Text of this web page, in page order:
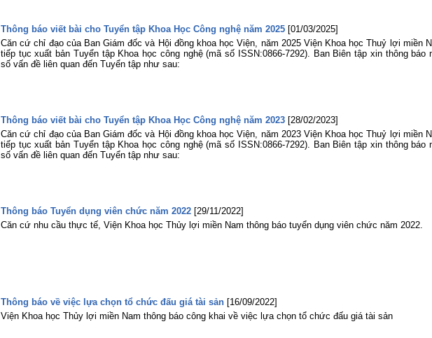
Thông báo viết bài cho Tuyển tập Khoa Học Công nghệ năm 2025 [01/03/2025]
Căn cứ chỉ đạo của Ban Giám đốc và Hội đồng khoa học Viện, năm 2025 Viện Khoa học Thuỷ lợi miền
tiếp tục xuất bản Tuyển tập Khoa học công nghệ (mã số ISSN:0866-7292). Ban Biên tập xin thông báo
số vấn đề liên quan đến Tuyển tập như sau:
Thông báo viết bài cho Tuyển tập Khoa Học Công nghệ năm 2023 [28/02/2023]
Căn cứ chỉ đạo của Ban Giám đốc và Hội đồng khoa học Viện, năm 2023 Viện Khoa học Thuỷ lợi miền
tiếp tục xuất bản Tuyển tập Khoa học công nghệ (mã số ISSN:0866-7292). Ban Biên tập xin thông báo
số vấn đề liên quan đến Tuyển tập như sau:
Thông báo Tuyển dụng viên chức năm 2022 [29/11/2022]
Căn cứ nhu cầu thực tế, Viện Khoa học Thủy lợi miền Nam thông báo tuyển dụng viên chức năm 2022.
Thông báo về việc lựa chọn tổ chức đấu giá tài sản [16/09/2022]
Viện Khoa học Thủy lợi miền Nam thông báo công khai về việc lựa chọn tổ chức đấu giá tài sản